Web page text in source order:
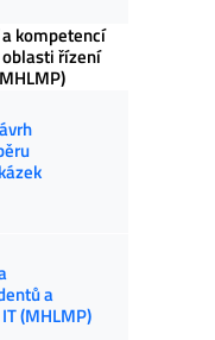
kompetencí
oblasti řízení
a
(MHLMP)